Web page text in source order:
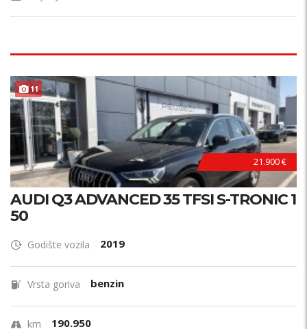
11
21.900 €
AUDI Q3 ADVANCED 35 TFSI S-TRONIC 1
50
Godište vozila 2019
Vrsta goriva benzin
km 190.950